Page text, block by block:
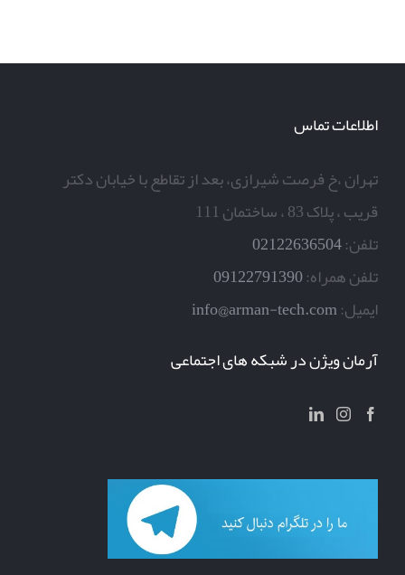
اطلاعات تماس
تهران ،خ فرصت شیرازی، بعد از تقاطع با خیابان دکتر
قریب ، پلاک 83 ، ساختمان 111
تلفن:02122636504
تلفن همراه:09122791390
ایمیل:info@arman-tech.com
آرمان ویژن در شبکه های اجتماعی